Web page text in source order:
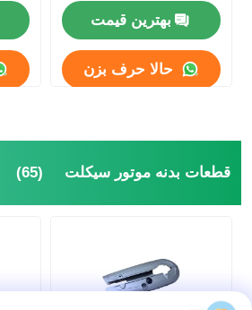
بهترین قیمت
حالا حرف بزن
قطعات بدنه موتور سیکلت (65)